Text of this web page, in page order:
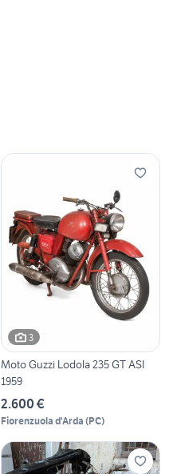
3
Moto Guzzi Lodola 235 GT ASI
1959
2.600 €
Fiorenzuola d'Arda (PC)